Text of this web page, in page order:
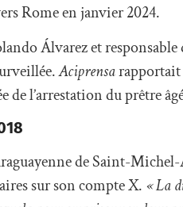
Rome en janvier 2024.
Álvarez et
Aciprensa
l’arrestation du prêtre
de Saint-
sur son compte X. « La